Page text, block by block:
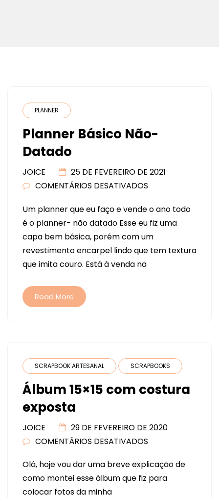
PLANNER
Planner Básico Não-
Datado
JOICE
25 DE FEVEREIRO DE 2021
COMENTÁRIOS DESATIVADOS
BÁSICO
NÃO-
DATADO
Um planner que eu faço e vende o ano todo
é o planner- não datado Esse eu fiz uma
capa bem básica, porém com um
revestimento encarpel lindo que tem textura
que imita couro. Está à venda na
Read More
SCRAPBOOK ARTESANAL SCRAPBOOKS
Álbum 15×15 com costura
exposta
JOICE
29 DE FEVEREIRO DE 2020
COMENTÁRIOS DESATIVADOS
15×15
COM
Olá, hoje vou dar uma breve explicação de
como montei esse álbum que fiz para
colocar fotos da minha